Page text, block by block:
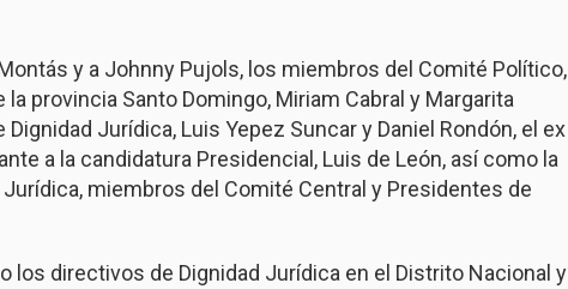
y a Johnny Pujols, los miembros del Comité Político,
provincia Santo Domingo, Miriam Cabral y Margarita
Jurídica, Luis Yepez Suncar y Daniel Rondón, el ex
a la candidatura Presidencial, Luis de León, así como la
miembros del Comité Central y Presidentes de
los directivos de Dignidad Jurídica en el Distrito Nacional y